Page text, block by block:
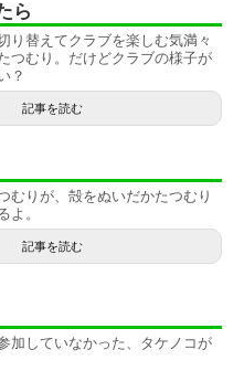
ら
り替えてクラブを楽しむ気満々
つむり。だけどクラブの様子が
？
記事を読む
むりが、殻をぬいだかたつむり
よ。
記事を読む
加していなかった、タケノコが